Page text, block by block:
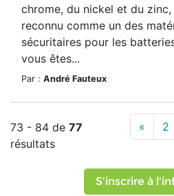
chrome, du nickel et du
reconnu comme un des
sécuritaires pour les
vous êtes...
Par : André Fauteux
73 - 84 de 77
résultats
« 2
S'inscrire à